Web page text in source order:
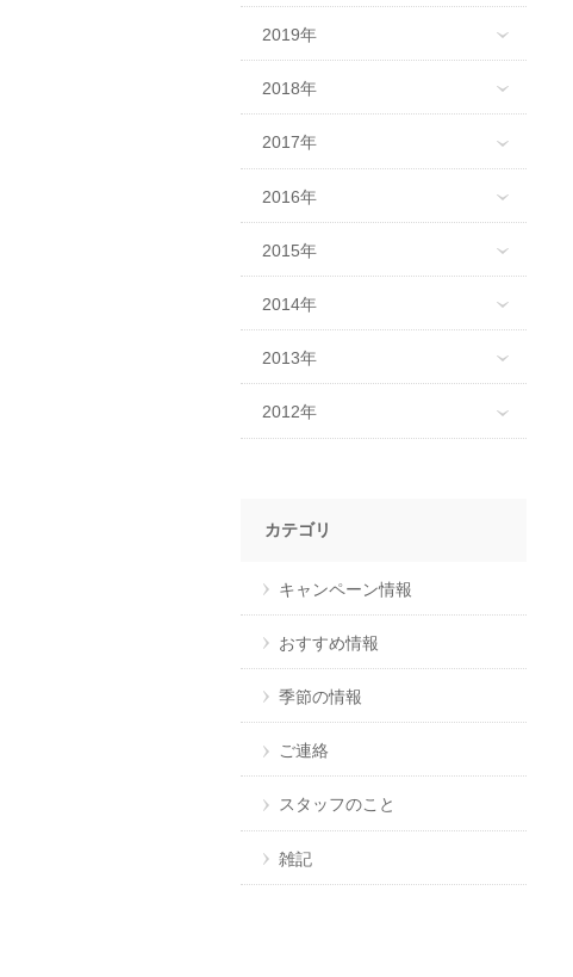
2019年
2018年
2017年
2016年
2015年
2014年
2013年
2012年
カテゴリ
キャンペーン情報
おすすめ情報
季節の情報
ご連絡
スタッフのこと
雑記